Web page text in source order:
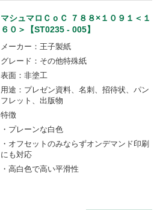
マシュマロＣｏＣ ７８８×１０９１＜１
６０＞【ST0235 - 005】
メーカー：王子製紙
グレード：その他特殊紙
表面：非塗工
用途：プレゼン資料、名刺、招待状、パン
フレット、出版物
特徴
・プレーンな白色
・オフセットのみならずオンデマンド印刷
にも対応
・高白色で高い平滑性